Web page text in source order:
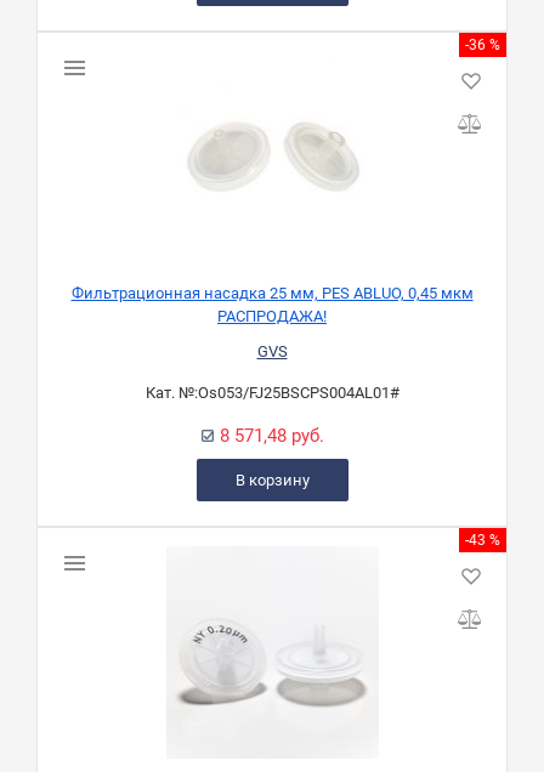
-36 %
Фильтрационная насадка 25 мм, PES ABLUO, 0,45 мкм
РАСПРОДАЖА!
GVS
Кат. №:Os053/FJ25BSCPS004AL01#
8 571,48 руб.
В корзину
-43 %